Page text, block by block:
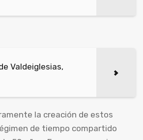
Valdeiglesias,
la creación de estos
de tiempo compartido